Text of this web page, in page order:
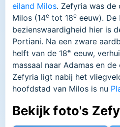
eiland Milos. Zefyria was de
Milos (14e tot 18e eeuw). De
bezienswaardigheid hier is
Portiani. Na een zware
helft van de 18e eeuw,
massaal naar Adamas en
Zefyria ligt nabij het
hoofdstad van Milos is nu
Bekijk foto's